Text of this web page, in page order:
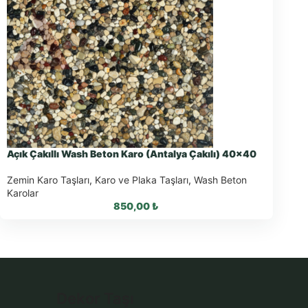
Açık Çakıllı Wash Beton Karo (Antalya Çakılı) 40×40
Zemin Karo Taşları, Karo ve Plaka Taşları, Wash Beton
Karolar
850,00₺